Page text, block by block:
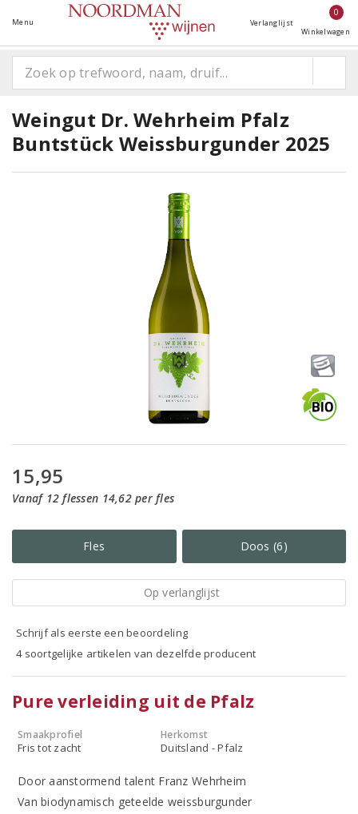
Menu Verlanglijst
0
Winkelwagen
Weingut Dr. Wehrheim Pfalz
Buntstück Weissburgunder 2025
15,95
Vanaf 12 flessen 14,62 per fles
Fles Doos (6)
Op verlanglijst
Schrijf als eerste een beoordeling
4 soortgelijke artikelen van dezelfde producent
Pure verleiding uit de Pfalz
Smaakprofiel
Fris tot zacht
Herkomst
Duitsland - Pfalz
Door aanstormend talent Franz Wehrheim
Van biodynamisch geteelde weissburgunder